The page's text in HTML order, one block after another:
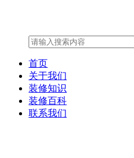
首页
关于我们
装修知识
装修百科
联系我们